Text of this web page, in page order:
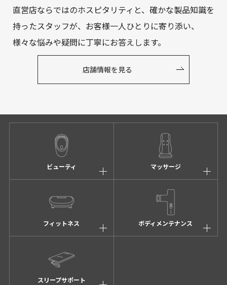
直営店ならではのホスピタリティと、確かな製品知識を
持ったスタッフが、お客様一人ひとりに寄り添い、
様々な悩みや疑問に丁寧にお答えします。
店舗情報を見る
ビューティ マッサージ
フィットネス ボディメンテナンス
スリープサポート